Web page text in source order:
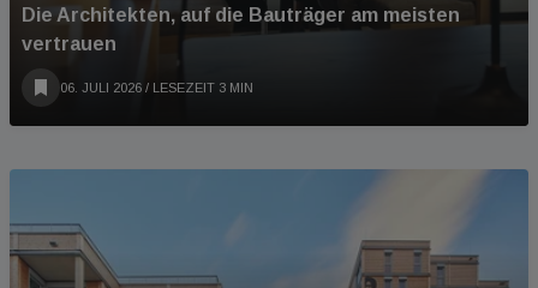
Die Architekten, auf die Bauträger am meisten
vertrauen
06. JULI 2026 / LESEZEIT 3 MIN